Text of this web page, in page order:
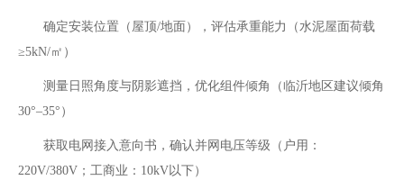
确定安装位置（屋顶/地面），评估承重能力（水泥屋面荷载
≥5kN/㎡）
测量日照角度与阴影遮挡，优化组件倾角（临沂地区建议倾角
30°–35°）
获取电网接入意向书，确认并网电压等级（户用：
220V/380V；工商业：10kV以下）